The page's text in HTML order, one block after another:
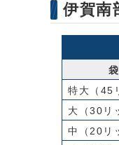
伊賀南
特大（45
大（30リ
中（20リ